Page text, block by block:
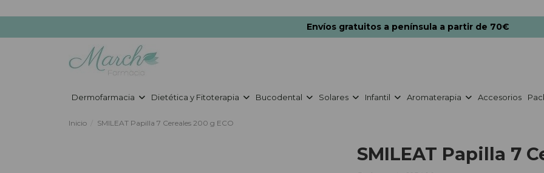
Envíos gratuitos a península a partir de 70€
Dermofarmacia Dietética y Fitoterapia Bucodental Solares Infantil Aromaterapia Accesorios
Inicio SMILEAT Papilla 7 Cereales 200 g ECO
SMILEAT Papilla 7